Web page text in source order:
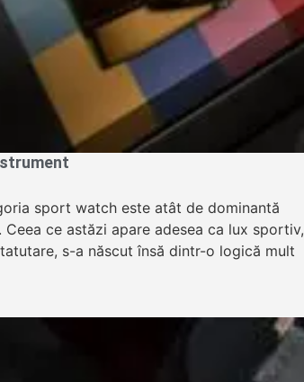
sport watch este atât de dominantă
ce astăzi apare adesea ca lux sportiv,
s-a născut însă dintr-o logică mult